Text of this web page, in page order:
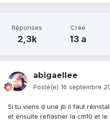
Réponses
2,3k
Créé
13 a
abigaellee
Posté(e) 16 septembre
Si tu viens d une jb il faut
et ensuite reflasher la cm10 et